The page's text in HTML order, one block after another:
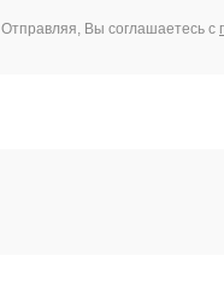
Отправляя, Вы соглашаетесь с